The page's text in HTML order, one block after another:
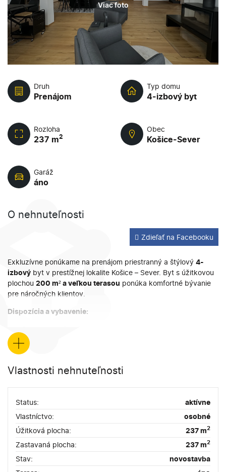
Viac foto
Druh
Prenájom
Typ domu
4-izbový byt
Rozloha
237 m2
Obec
Košice-Sever
Garáž
áno
O nehnuteľnosti
Zdieľať na Facebooku
Exkluzívne ponúkame na prenájom priestranný a štýlový 4-
izbový byt v prestížnej lokalite Košice – Sever. Byt s úžitkovou
plochou 200 m² a veľkou terasou ponúka komfortné bývanie
pre náročných klientov.
Dispozícia a vybavenie:
2 kúpeľne (dva sprchové kúty, jedna vaňa)
2 toalety
kompletne zariadený interiér s moderným vybavením
Doplnkové priestory a výhody:
priestranná terasa vhodná na oddych či spoločenské
posedenia
+
Vlastnosti nehnuteľnosti
Status:
aktívne
Vlastníctvo:
osobné
Úžitková plocha:
237 m2
Zastavaná plocha: 237 m2
Stav:
novostavba